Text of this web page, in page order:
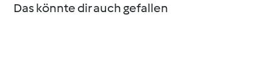
Das könnte dir auch gefallen